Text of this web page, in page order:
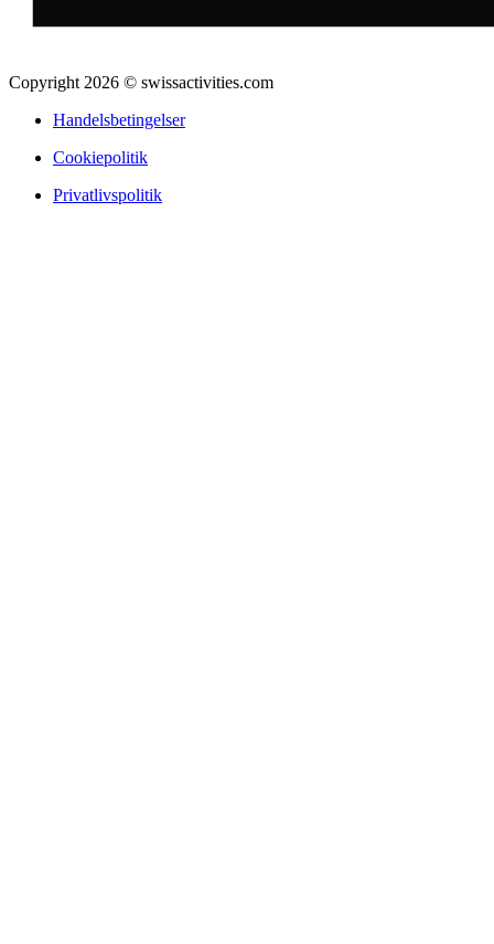
Copyright 2026 © swissactivities.com
Handelsbetingelser
Cookiepolitik
Privatlivspolitik